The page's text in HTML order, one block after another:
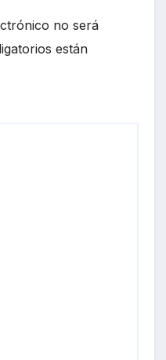
no será
están